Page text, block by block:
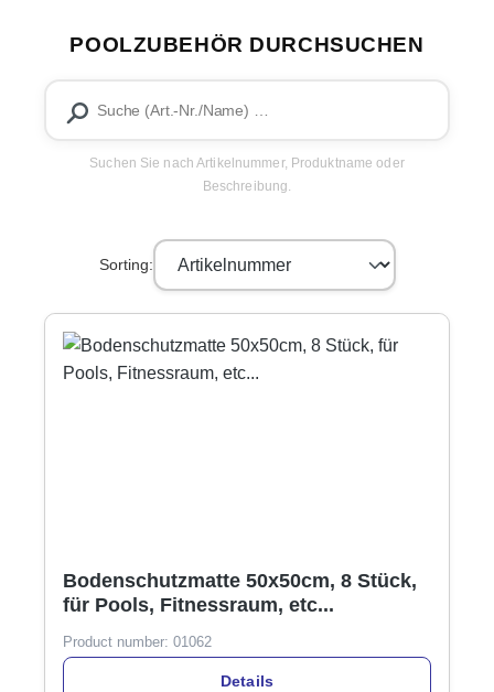
POOLZUBEHÖR DURCHSUCHEN
Suchen Sie nach Artikelnummer, Produktname oder
Beschreibung.
Sorting:
Bodenschutzmatte 50x50cm, 8 Stück,
für Pools, Fitnessraum, etc...
Product number: 01062
Details